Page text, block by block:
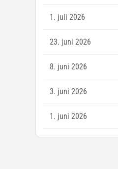
1. juli 2026
23. juni 2026
8. juni 2026
3. juni 2026
1. juni 2026